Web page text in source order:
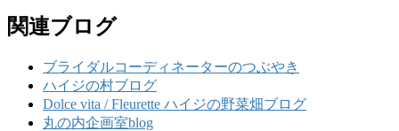
関連ブログ
ブライダルコーディネーターのつぶやき
ハイジの村ブログ
Dolce vita / Fleurette ハイジの野菜畑ブログ
丸の内企画室blog